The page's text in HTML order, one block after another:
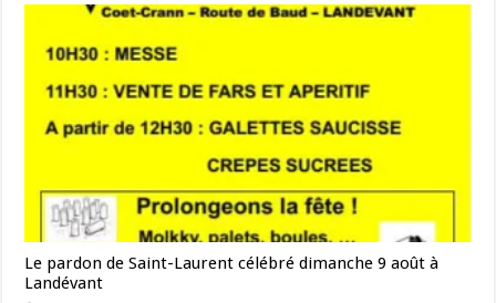
Le pardon de Saint-Laurent célébré dimanche 9 août à
Landévant